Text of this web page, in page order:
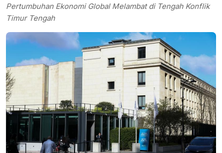
Pertumbuhan Ekonomi Global Melambat di Tengah Konflik
Timur Tengah